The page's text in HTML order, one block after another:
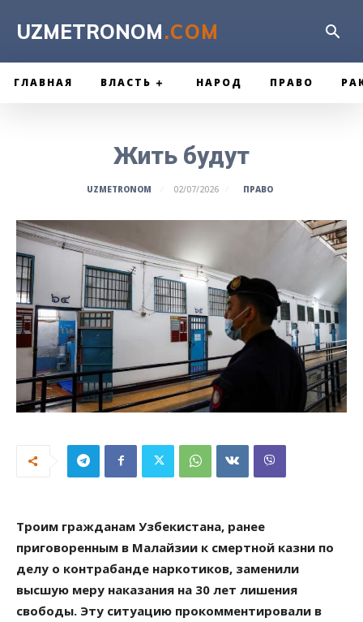
UZMETRONOM.COM
ГЛАВНАЯ ВЛАСТЬ НАРОД ПРАВО
Жить будут
UZMETRONOM 02/07/2026 ПРАВО
Троим гражданам Узбекистана, ранее
приговоренным в Малайзии к смертной казни по
делу о контрабанде наркотиков, заменили
высшую меру наказания на 30 лет лишения
свободы. Эту ситуацию прокомментировали в